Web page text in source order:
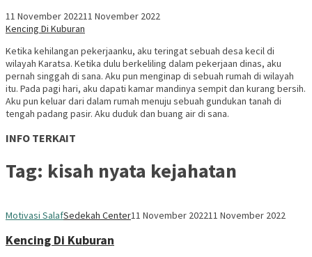
11 November 202211 November 2022
Kencing Di Kuburan
Ketika kehilangan pekerjaanku, aku teringat sebuah desa kecil di
wilayah Karatsa. Ketika dulu berkeliling dalam pekerjaan dinas, aku
pernah singgah di sana. Aku pun menginap di sebuah rumah di wilayah
itu. Pada pagi hari, aku dapati kamar mandinya sempit dan kurang bersih.
Aku pun keluar dari dalam rumah menuju sebuah gundukan tanah di
tengah padang pasir. Aku duduk dan buang air di sana.
INFO TERKAIT
Tag: kisah nyata kejahatan
Motivasi SalafSedekah Center11 November 202211 November 2022
Kencing Di Kuburan